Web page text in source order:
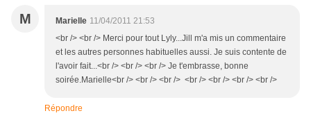
M Marielle 11/04/2011 21:53
<br /> <br /> Merci pour tout Lyly...Jill m'a mis un commentaire
et les autres personnes habituelles aussi. Je suis contente de
l'avoir fait...<br /> <br /> <br /> Je t'embrasse, bonne
soirée.Marielle<br /> <br /> <br /> <br /> <br /> <br /> <br />
Répondre